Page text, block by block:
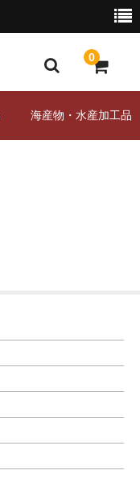
0
海産物・水産加工品